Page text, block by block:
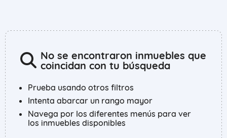
No se encontraron inmuebles que
coincidan con tu búsqueda
Prueba usando otros filtros
Intenta abarcar un rango mayor
Navega por los diferentes menús para ver
los inmuebles disponibles